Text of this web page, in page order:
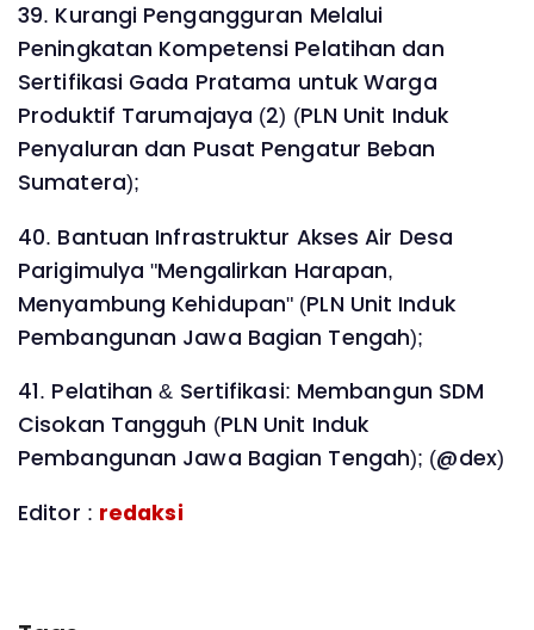
39. Kurangi Pengangguran Melalui
Peningkatan Kompetensi Pelatihan dan
Sertifikasi Gada Pratama untuk Warga
Produktif Tarumajaya (2) (PLN Unit Induk
Penyaluran dan Pusat Pengatur Beban
Sumatera);
40. Bantuan Infrastruktur Akses Air Desa
Parigimulya "Mengalirkan Harapan,
Menyambung Kehidupan" (PLN Unit Induk
Pembangunan Jawa Bagian Tengah);
41. Pelatihan & Sertifikasi: Membangun SDM
Cisokan Tangguh (PLN Unit Induk
Pembangunan Jawa Bagian Tengah); (@dex)
Editor : redaksi